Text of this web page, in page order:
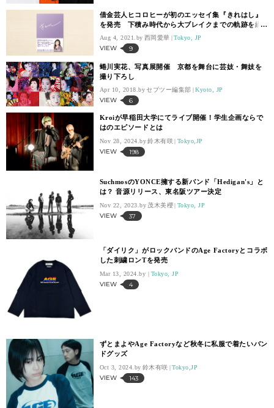
借金芸人ヒコロヒーが初のエッセイ集『きれはし』
を発売 下積み時代から大ブレイクまでの軌跡を綴
る
Aug 4, 2021. 西岡愛華 Tokyo, JP
VIEW 9
蜷川実花、写真展開催 京都を舞台に芸妓・舞妓を
撮り下ろし
Apr 10, 2018. セブツー編集部 Kyoto, JP
VIEW 6
Kroiが早稲田大学にてライブ開催！学生企画ならで
はのエピソードとは
Nov 28, 2024. 鈴木有咲 Tokyo,JP
VIEW 198
SuchmosのYONCE擁する新バンド「Hedigan's」と
は？ 音源リリース、東名阪ツアー決定
Nov 22, 2023. 茂木美櫻 Tokyo, JP
VIEW 37
「ダイリク」がロックバンドのAge Factoryとコラボ
した刺繍ロンTを発売
Mar 13, 2024. Tokyo, JP
VIEW 4
ずとまよやAge Factoryなど秋冬に私服で着たいバン
ドグッズ
Oct 3, 2024. 鈴木有咲 Tokyo,JP
VIEW 143